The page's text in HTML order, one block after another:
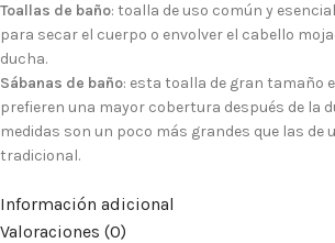
Toallas de baño: toalla de uso común y
para secar el cuerpo o envolver el cabello
ducha.
Sábanas de baño: esta toalla de gran tamaño
prefieren una mayor cobertura después de la
medidas son un poco más grandes que las de
tradicional.
Información adicional
Valoraciones (0)